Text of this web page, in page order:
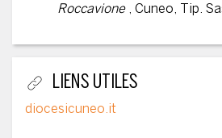
Roccavione, Cuneo, Tip.
LIENS UTILES
diocesicuneo.it